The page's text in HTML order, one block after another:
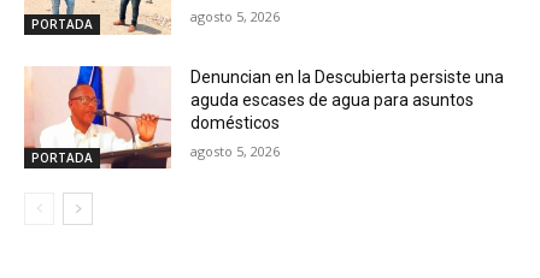
PORTADA agosto 5, 2026
PORTADA
Denuncian en la Descubierta persiste una
aguda escases de agua para asuntos
domésticos
agosto 5, 2026